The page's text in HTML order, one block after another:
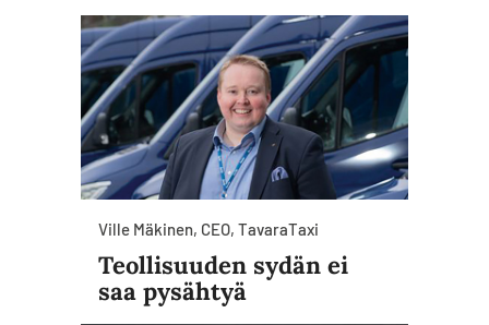
Ville Mäkinen, CEO, TavaraTaxi
Teollisuuden sydän ei
saa pysähtyä